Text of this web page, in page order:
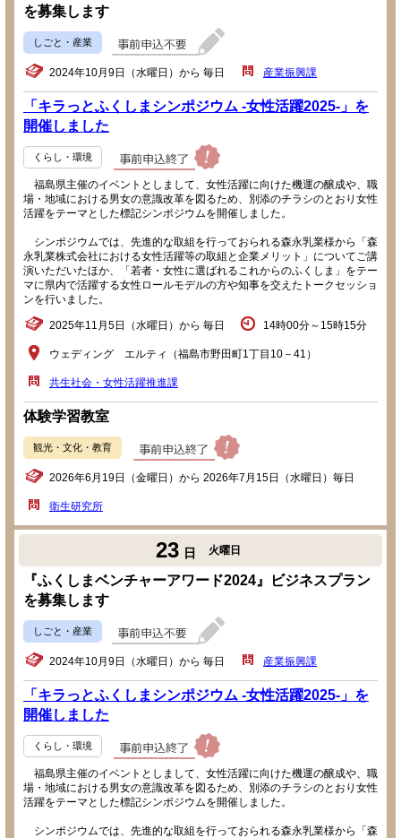
を募集します
しごと・産業
2024年10月9日（水曜日）から 毎日 産業振興課
「キラっとふくしまシンポジウム -女性活躍2025-」を
開催しました
くらし・環境
福島県主催のイベントとしまして、女性活躍に向けた機運の醸成や、職
場・地域における男女の意識改革を図るため、別添のチラシのとおり女性
活躍をテーマとした標記シンポジウムを開催しました。
シンポジウムでは、先進的な取組を行っておられる森永乳業様から「森
永乳業株式会社における女性活躍等の取組と企業メリット」についてご講
演いただいたほか、「若者・女性に選ばれるこれからのふくしま」をテー
マに県内で活躍する女性ロールモデルの方や知事を交えたトークセッショ
ンを行いました。
2025年11月5日（水曜日）から 毎日 14時00分～15時15分
ウェディング エルティ（福島市野田町1丁目10－41）
共生社会・女性活躍推進課
体験学習教室
観光・文化・教育
2026年6月19日（金曜日）から 2026年7月15日（水曜日）毎日
衛生研究所
23 日 火曜日
『ふくしまベンチャーアワード2024』ビジネスプラン
を募集します
しごと・産業
2024年10月9日（水曜日）から 毎日 産業振興課
「キラっとふくしまシンポジウム -女性活躍2025-」を
開催しました
くらし・環境
福島県主催のイベントとしまして、女性活躍に向けた機運の醸成や、職
場・地域における男女の意識改革を図るため、別添のチラシのとおり女性
活躍をテーマとした標記シンポジウムを開催しました。
シンポジウムでは、先進的な取組を行っておられる森永乳業様から「森